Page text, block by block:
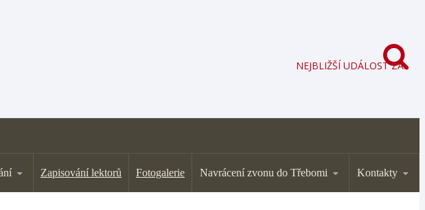
NEJBLIŽŠÍ UDÁLOST ZA:
Zapisování lektorů Fotogalerie Navrácení zvonu do Třebomi Kontakty